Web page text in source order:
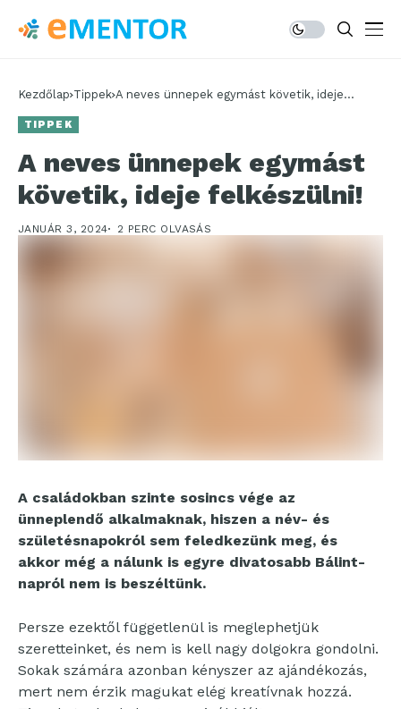
Kezdőlap Tippek A neves ünnepek egymást követik, ideje
TIPPEK
A neves ünnepek egymást
követik, ideje felkészülni!
JANUÁR 3, 2024 2 PERC OLVASÁS
A családokban szinte sosincs vége az
ünneplendő alkalmaknak, hiszen a név- és
születésnapokról sem feledkezünk meg, és
akkor még a nálunk is egyre divatosabb Bálint-
napról nem is beszéltünk.
Persze ezektől függetlenül is meglephetjük
szeretteinket, és nem is kell nagy dolgokra gondolni.
Sokak számára azonban kényszer az ajándékozás,
mert nem érzik magukat elég kreatívnak hozzá.